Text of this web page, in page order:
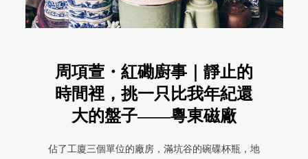
周項萱・紅磡廚事｜靜止的
時間裡，挑一只比我年紀還
大的盤子——粵東磁廠
佔了工廈三個單位的廠房，滿坑谷的碗碟杯瓶，地